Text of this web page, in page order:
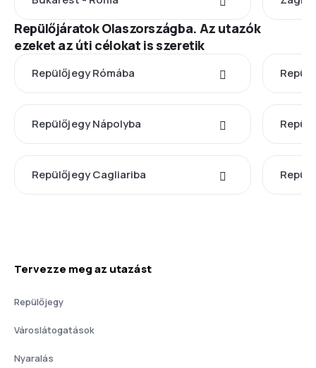
Repülőjáratok Olaszországba. Az utazók
ezeket az úti célokat is szeretik
Repülőjegy Rómába
Repülőjegy Nápolyba
Repülőjegy Cagliariba
Tervezze meg az utazást
Repülőjegy
Városlátogatások
Nyaralás